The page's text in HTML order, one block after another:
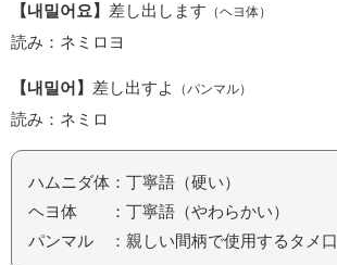
【내밀어요】 差し出します （ヘヨ体）
読み：ネミロヨ
【내밀어】 差し出すよ （パンマル）
読み：ネミロ
ハムニダ体：丁寧語（硬い）
ヘヨ体 ：丁寧語（やわらかい）
パンマル ：親しい間柄で使用するタメ口